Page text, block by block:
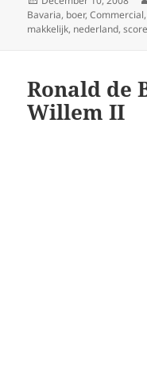
on
Bavaria, boer,Commercial
makkelijk, nederland,
Ronald de
Willem II